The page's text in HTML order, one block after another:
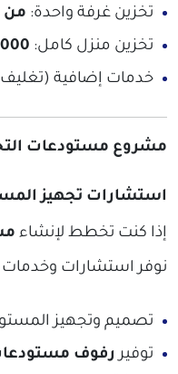
تخزين غرفة واحدة: من 100 لي 300 ريال شهريًا
تخزين منزل كامل: 1000 الي 3000
خدمات إضافية
مشروع مستودعات
استشارات تجهيز
إذا كنت تخطط لإنشاء
نوفر استشارات
تصميم وتجهيز
توفير رفوف